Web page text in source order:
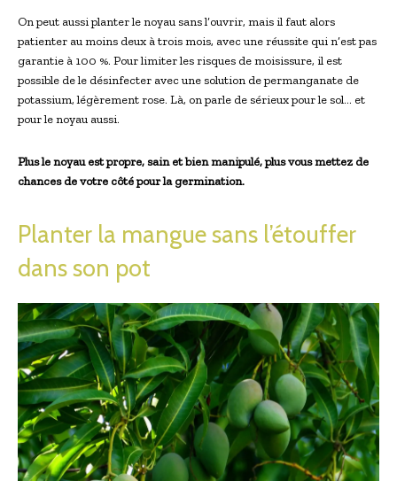
On peut aussi planter le noyau sans l’ouvrir, mais il faut alors
patienter au moins deux à trois mois, avec une réussite qui n’est pas
garantie à 100 %. Pour limiter les risques de moisissure, il est
possible de le désinfecter avec une solution de permanganate de
potassium, légèrement rose. Là, on parle de sérieux pour le sol… et
pour le noyau aussi.
Plus le noyau est propre, sain et bien manipulé, plus vous mettez de
chances de votre côté pour la germination.
Planter la mangue sans l’étouffer
dans son pot